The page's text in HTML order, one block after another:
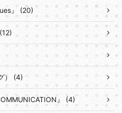
』 (20)
） (4)
』 (4)